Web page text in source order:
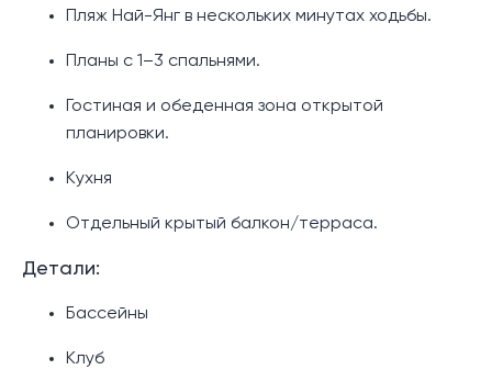
Пляж Най-Янг в нескольких минутах ходьбы.
Планы с 1–3 спальнями.
Гостиная и обеденная зона открытой
планировки.
Кухня
Отдельный крытый балкон/терраса.
Детали:
Бассейны
Клуб